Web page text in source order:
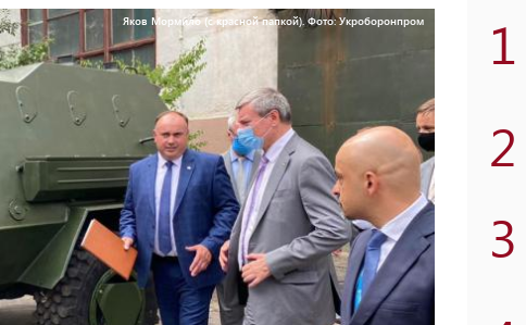
Яков Мормило (с красной папкой). Фото: Укроборонпром 1
2
3